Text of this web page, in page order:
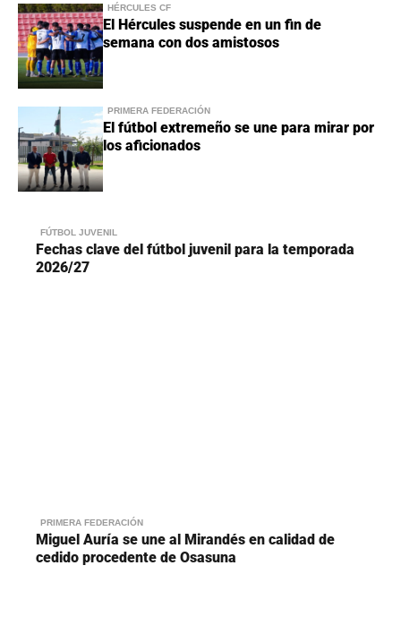
HÉRCULES CF
El Hércules suspende en un fin de
semana con dos amistosos
PRIMERA FEDERACIÓN
El fútbol extremeño se une para mirar por
los aficionados
FÚTBOL JUVENIL
Fechas clave del fútbol juvenil para la temporada
2026/27
PRIMERA FEDERACIÓN
Miguel Auría se une al Mirandés en calidad de
cedido procedente de Osasuna